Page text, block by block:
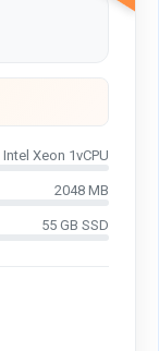
Intel Xeon 1vCPU
2048 MB
55 GB SSD